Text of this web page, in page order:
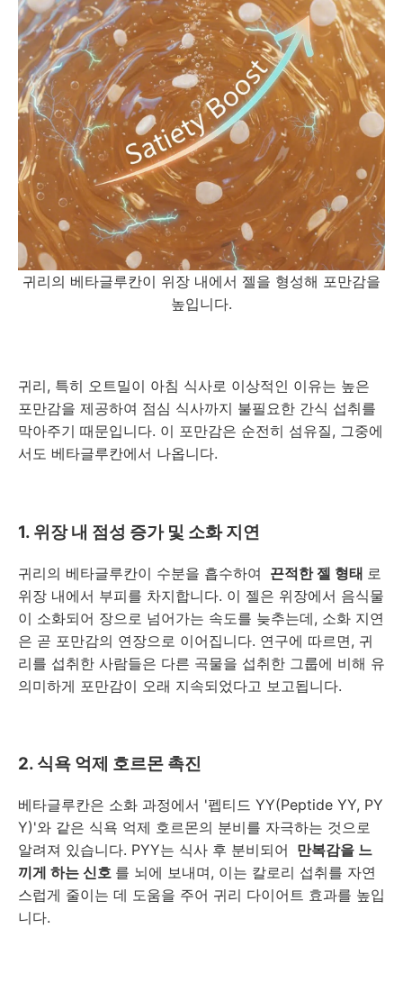
귀리의 베타글루칸이 위장 내에서 젤을 형성해 포만감을
높입니다.
귀리, 특히 오트밀이 아침 식사로 이상적인 이유는 높은
포만감을 제공하여 점심 식사까지 불필요한 간식 섭취를
막아주기 때문입니다. 이 포만감은 순전히 섬유질, 그중에
서도 베타글루칸에서 나옵니다.
1. 위장 내 점성 증가 및 소화 지연
귀리의 베타글루칸이 수분을 흡수하여 끈적한 젤 형태 로
위장 내에서 부피를 차지합니다. 이 젤은 위장에서 음식물
이 소화되어 장으로 넘어가는 속도를 늦추는데, 소화 지연
은 곧 포만감의 연장으로 이어집니다. 연구에 따르면, 귀
리를 섭취한 사람들은 다른 곡물을 섭취한 그룹에 비해 유
의미하게 포만감이 오래 지속되었다고 보고됩니다.
2. 식욕 억제 호르몬 촉진
베타글루칸은 소화 과정에서 '펩티드 YY(Peptide YY, PY
Y)'와 같은 식욕 억제 호르몬의 분비를 자극하는 것으로
알려져 있습니다. PYY는 식사 후 분비되어 만복감을 느
끼게 하는 신호 를 뇌에 보내며, 이는 칼로리 섭취를 자연
스럽게 줄이는 데 도움을 주어 귀리 다이어트 효과를 높입
니다.